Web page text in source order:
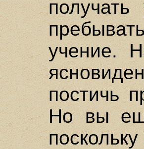
учение.
постичь
Но вы